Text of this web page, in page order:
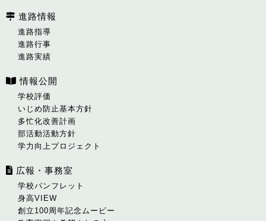
進路情報
進路指導
進路行事
進路実績
情報公開
学校評価
いじめ防止基本方針
多忙化改善計画
部活動活動方針
学力向上プロジェクト
広報・事務室
学校パンフレット
身高VIEW
創立100周年記念ムービー